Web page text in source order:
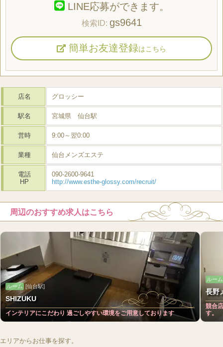
LINE応募ができます。
gs9641
簡単お友達登録はこちら
店名 グロッシー
駅名 宮城県 仙台駅
営時 9:00～翌0:00
業種 仙台メンズエステ
電話
HP
090-2600-9641
http://www.esthe-glossy.com/recruit/
周辺のおすすめ求人はこちら
ルーム [仙台駅]
SHIZUKU
インテリアにこだわり 過ごしやすい環境をご用意しております
ルーム
長野
競合
す。
エリアからお仕事を探す。